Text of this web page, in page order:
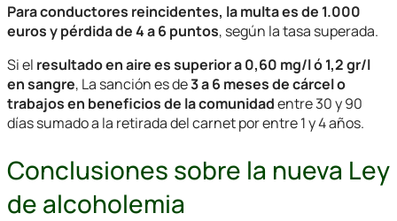
Para conductores reincidentes, la multa es de 1.000
euros y pérdida de 4 a 6 puntos, según la tasa superada.
Si el resultado en aire es superior a 0,60 mg/l ó 1,2 gr/l
en sangre, La sanción es de3 a 6 meses de cárcel o
trabajos en beneficios de la comunidadentre 30 y 90
días sumado a la retirada del carnet por entre 1 y 4 años.
Conclusiones sobre la nueva Ley
de alcoholemia